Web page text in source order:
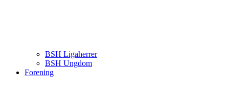
BSH Ligaherrer
BSH Ungdom
Forening